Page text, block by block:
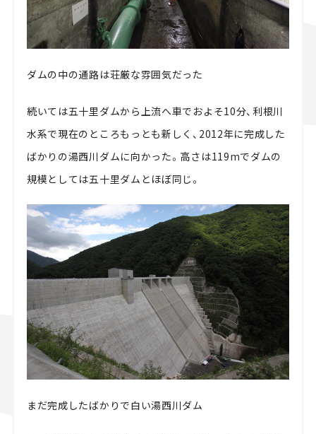
ダムの中の通路は荘厳な雰囲気だった
続いては五十里ダムから上流へ車でおよそ10分、利根川
水系で現在のところもっとも新しく、2012年に完成した
ばかりの湯西川ダムに向かった。高さは119mでダムの
規模としては五十里ダムとほぼ同じ。
まだ完成したばかりで白い湯西川ダム